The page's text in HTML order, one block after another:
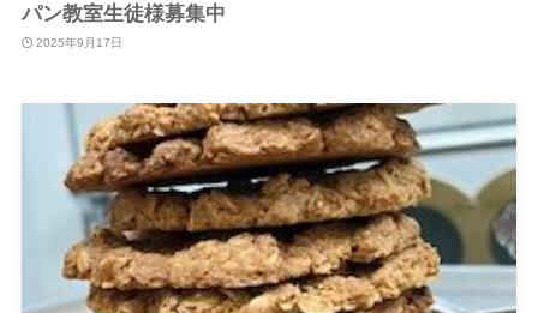
パン教室生徒様募集中
2025年9月17日